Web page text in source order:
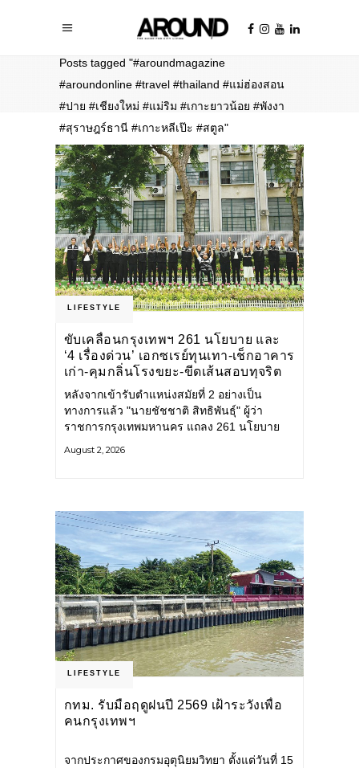
Posts tagged "#aroundmagazine
#aroundonline #travel #thailand #แม่ฮ่องสอน
#ปาย #เชียงใหม่ #แม่ริม #เกาะยาวน้อย #พังงา
#สุราษฎร์ธานี #เกาะหลีเป๊ะ #สตูล"
LIFESTYLE
ขับเคลื่อนกรุงเทพฯ 261 นโยบาย และ
‘4 เรื่องด่วน’ เอกซเรย์ทุนเทา-เช็กอาคาร
เก่า-คุมกลิ่นโรงขยะ-ขีดเส้นสอบทุจริต
หลังจากเข้ารับตำแหน่งสมัยที่ 2 อย่างเป็น
ทางการแล้ว "นายชัชชาติ สิทธิพันธุ์" ผู้ว่า
ราชการกรุงเทพมหานคร แถลง 261 นโยบาย
ยุทธศาสตร์ จัดทำตัวชี้วัด
August 2, 2026
LIFESTYLE
กทม. รับมือฤดูฝนปี 2569 เฝ้าระวังเพื่อ
คนกรุงเทพฯ
จากประกาศของกรมอุตุนิยมวิทยา ตั้งแต่วันที่ 15